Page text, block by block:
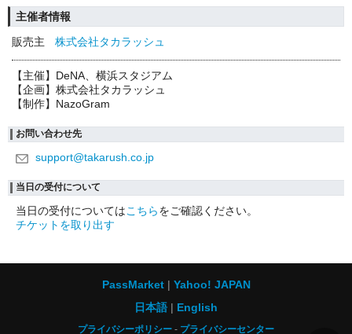
主催者情報
販売主
株式会社タカラッシュ
【主催】DeNA、横浜スタジアム
【企画】株式会社タカラッシュ
【制作】NazoGram
お問い合わせ先
support@takarush.co.jp
当日の受付について
当日の受付についてはこちらをご確認ください。
チケットを取り出す
PassMarket
Yahoo! JAPAN
日本語
English
プライバシーポリシー プライバシーセンター